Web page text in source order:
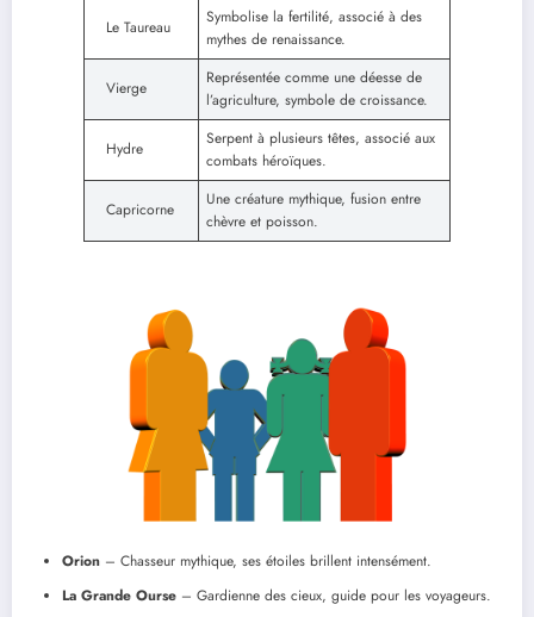
Le Taureau
Symbolise la fertilité, associé à des
mythes de renaissance.
Vierge
Représentée comme une déesse de
l’agriculture, symbole de croissance.
Hydre
Serpent à plusieurs têtes, associé aux
combats héroïques.
Capricorne
Une créature mythique, fusion entre
chèvre et poisson.
Orion – Chasseur mythique, ses étoiles brillent intensément.
La Grande Ourse – Gardienne des cieux, guide pour les voyageurs.